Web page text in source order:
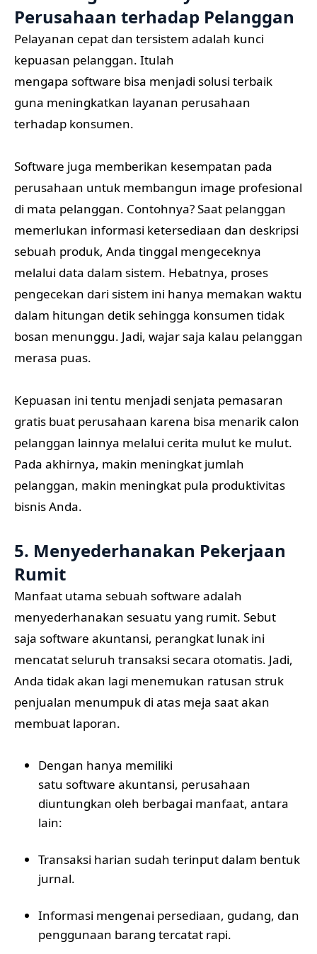
Perusahaan terhadap Pelanggan
Pelayanan cepat dan tersistem adalah kunci
kepuasan pelanggan. Itulah
mengapa software bisa menjadi solusi terbaik
guna meningkatkan layanan perusahaan
terhadap konsumen.
Software juga memberikan kesempatan pada
perusahaan untuk membangun image profesional
di mata pelanggan. Contohnya? Saat pelanggan
memerlukan informasi ketersediaan dan deskripsi
sebuah produk, Anda tinggal mengeceknya
melalui data dalam sistem. Hebatnya, proses
pengecekan dari sistem ini hanya memakan waktu
dalam hitungan detik sehingga konsumen tidak
bosan menunggu. Jadi, wajar saja kalau pelanggan
merasa puas.
Kepuasan ini tentu menjadi senjata pemasaran
gratis buat perusahaan karena bisa menarik calon
pelanggan lainnya melalui cerita mulut ke mulut.
Pada akhirnya, makin meningkat jumlah
pelanggan, makin meningkat pula produktivitas
bisnis Anda.
5. Menyederhanakan Pekerjaan
Rumit
Manfaat utama sebuah software adalah
menyederhanakan sesuatu yang rumit. Sebut
saja software akuntansi, perangkat lunak ini
mencatat seluruh transaksi secara otomatis. Jadi,
Anda tidak akan lagi menemukan ratusan struk
penjualan menumpuk di atas meja saat akan
membuat laporan.
Dengan hanya memiliki
satu software akuntansi, perusahaan
diuntungkan oleh berbagai manfaat, antara
lain:
Transaksi harian sudah terinput dalam bentuk
jurnal.
Informasi mengenai persediaan, gudang, dan
penggunaan barang tercatat rapi.